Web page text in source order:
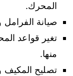
المحرك.
صيانة الفرامل
تغير قواعد
منها.
تصليح المكيف و